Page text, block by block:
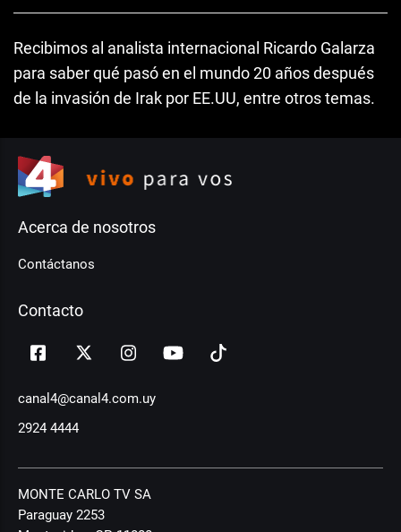
Recibimos al analista internacional Ricardo Galarza
para saber qué pasó en el mundo 20 años después
de la invasión de Irak por EE.UU, entre otros temas.
Acerca de nosotros
Contáctanos
Contacto
canal4@canal4.com.uy
2924 4444
MONTE CARLO TV SA
Paraguay 2253